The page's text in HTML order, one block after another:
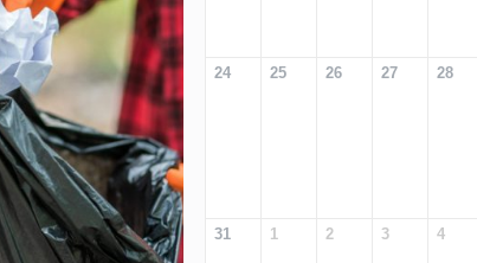
24 25 26 27 28
31 1 2 3 4